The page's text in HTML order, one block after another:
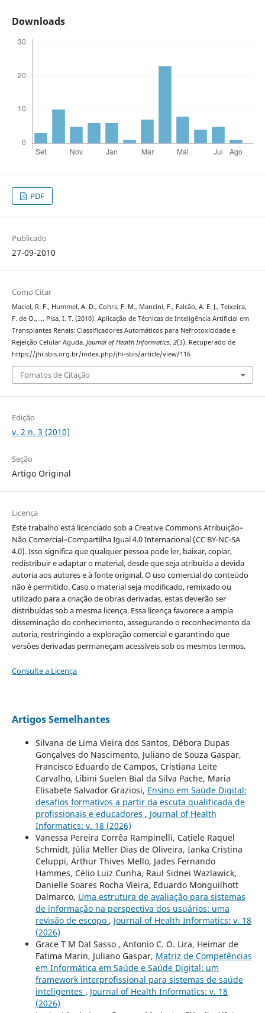
Downloads
PDF
Publicado
27-09-2010
Como Citar
Maciel, R. F., Hummel, A. D., Cohrs, F. M., Mancini, F., Falcão, A. E. J., Teixeira,
F. de O., … Pisa, I. T. (2010). Aplicação de Técnicas de Inteligência Artificial em
Transplantes Renais: Classificadores Automáticos para Nefrotoxicidade e
Rejeição Celular Aguda. Journal of Health Informatics, 2(3). Recuperado de
https://jhi.sbis.org.br/index.php/jhi-sbis/article/view/116
Fomatos de Citação
Edição
v. 2 n. 3 (2010)
Seção
Artigo Original
Licença
Este trabalho está licenciado sob a Creative Commons Atribuição–
Não Comercial–Compartilha Igual 4.0 Internacional (CC BY-NC-SA
4.0). Isso significa que qualquer pessoa pode ler, baixar, copiar,
redistribuir e adaptar o material, desde que seja atribuída a devida
autoria aos autores e à fonte original. O uso comercial do conteúdo
não é permitido. Caso o material seja modificado, remixado ou
utilizado para a criação de obras derivadas, estas deverão ser
distribuídas sob a mesma licença. Essa licença favorece a ampla
disseminação do conhecimento, assegurando o reconhecimento da
autoria, restringindo a exploração comercial e garantindo que
versões derivadas permaneçam acessíveis sob os mesmos termos.
Consulte a Licença
Artigos Semelhantes
Silvana de Lima Vieira dos Santos, Débora Dupas
Gonçalves do Nascimento, Juliano de Souza Gaspar,
Francisco Eduardo de Campos, Cristiana Leite
Carvalho, Líbini Suelen Bial da Silva Pache, Maria
Elisabete Salvador Graziosi, Ensino em Saúde Digital:
desafios formativos a partir da escuta qualificada de
profissionais e educadores , Journal of Health
Informatics: v. 18 (2026)
Vanessa Pereira Corrêa Rampinelli, Catiele Raquel
Schmidt, Júlia Meller Dias de Oliveira, Ianka Cristina
Celuppi, Arthur Thives Mello, Jades Fernando
Hammes, Célio Luiz Cunha, Raul Sidnei Wazlawick,
Danielle Soares Rocha Vieira, Eduardo Monguilhott
Dalmarco, Uma estrutura de avaliação para sistemas
de informação na perspectiva dos usuários: uma
revisão de escopo , Journal of Health Informatics: v. 18
(2026)
Grace T M Dal Sasso , Antonio C. O. Lira, Heimar de
Fatima Marin, Juliano Gaspar, Matriz de Competências
em Informática em Saúde e Saúde Digital: um
framework interprofissional para sistemas de saúde
inteligentes , Journal of Health Informatics: v. 18
(2026)